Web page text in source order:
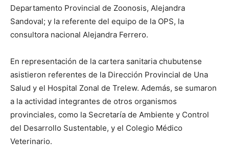
Departamento Provincial de Zoonosis, Alejandra
Sandoval; y la referente del equipo de la OPS, la
consultora nacional Alejandra Ferrero.
En representación de la cartera sanitaria chubutense
asistieron referentes de la Dirección Provincial de Una
Salud y el Hospital Zonal de Trelew. Además, se sumaron
a la actividad integrantes de otros organismos
provinciales, como la Secretaría de Ambiente y Control
del Desarrollo Sustentable, y el Colegio Médico
Veterinario.